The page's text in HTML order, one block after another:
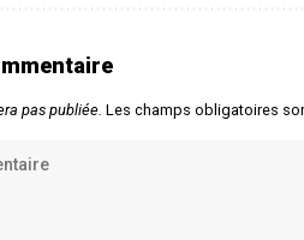
pas publiée. Les champs obligatoires